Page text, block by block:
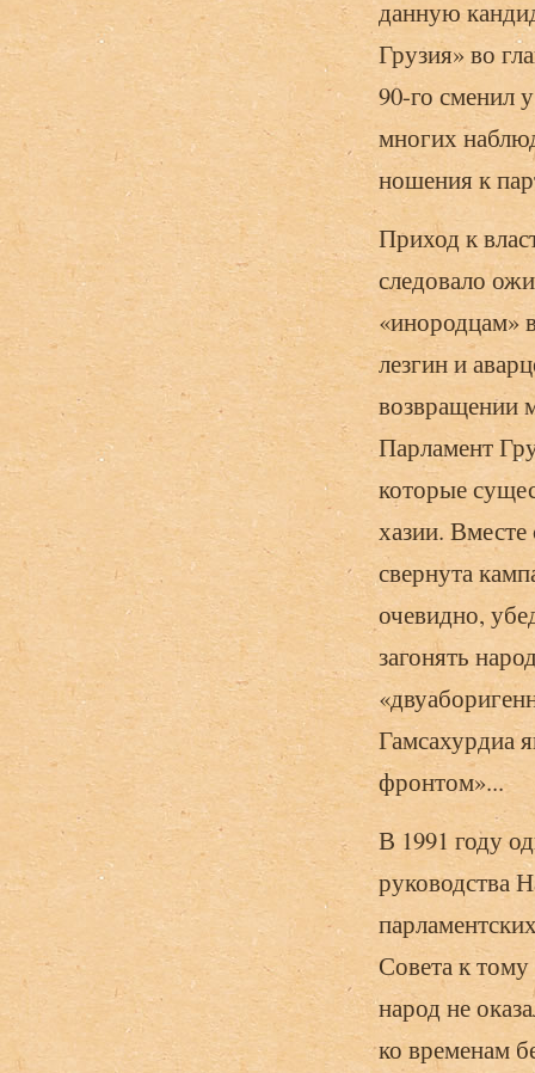
данную
Грузия» во
90-го сменил
многих
ношения к
Приход к
следовало
«инородцам»
лезгин и
возвращении
Парламент
которые
хазии.
свернута
очевидно,
загонять
Гамсахурдиа
фронтом»...
В 1991 году
руководства
Совета к
народ не
ко вре­менам